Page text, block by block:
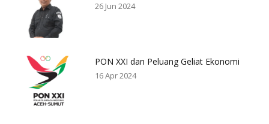
26 Jun 2024
PON XXI dan Peluang Geliat Ekonomi
16 Apr 2024